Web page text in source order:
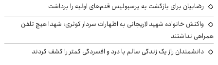
رضاییان برای بازگشت به پرسپولیس قدم‌های اولیه را برداشت
واکنش خانواده شهید لاریجانی به اظهارات سردار کوثری: شهدا هیچ تلفن
همراهی نداشتند
دانشمندان راز یک زندگی سالم با درد و افسردگی کمتر را کشف کردند